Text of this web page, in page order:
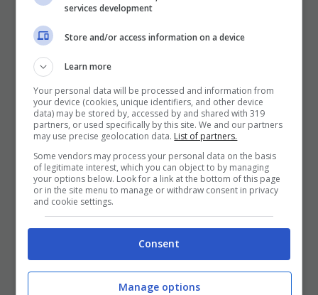
I Pro E I Contro Di Una Nuova Moda
Che Punta A Cambiare Il Tabacco
Per Sempre
25 Novembre 2025
Come mettere in sicurezza il
services development
Store and/or access information on a device
Learn more
Your personal data will be processed and information from
your device (cookies, unique identifiers, and other device
data) may be stored by, accessed by and shared with 319
partners, or used specifically by this site. We and our partners
may use precise geolocation data. List of partners.
Some vendors may process your personal data on the basis
of legitimate interest, which you can object to by managing
your options below. Look for a link at the bottom of this page
or in the site menu to manage or withdraw consent in privacy
and cookie settings.
Consent
Manage options